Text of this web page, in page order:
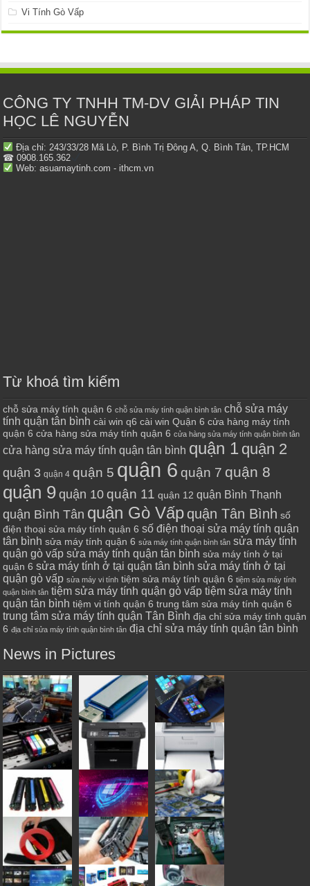
Vi Tính Gò Vấp
CÔNG TY TNHH TM-DV GIẢI PHÁP TIN
HỌC LÊ NGUYỄN
Địa chỉ: 243/33/28 Mã Lò, P. Bình Trị Đông A, Q. Bình Tân, TP.HCM
☎ 0908.165.362
Web: asuamaytinh.com - ithcm.vn
Từ khoá tìm kiếm
chỗ sửa máy tính quận 6 chỗ sửa máy tính quận bình tân chỗ sửa máy
tính quận tân bình cài win q6 cài win Quận 6 cửa hàng máy tính
quận 6 cửa hàng sửa máy tính quận 6 cửa hàng sửa máy tính quận bình tân
cửa hàng sửa máy tính quận tân bình quận 1 quận 2
quận 3 quận 4 quận 5 quận 6 quận 7 quận 8
quận 9 quận 10 quận 11 quận 12 quận Bình Thạnh
quận Bình Tân quận Gò Vấp quận Tân Bình số
điện thoại sửa máy tính quận 6 số điện thoại sửa máy tính quận
tân bình sửa máy tính quận 6 sửa máy tính quận bình tân sửa máy tính
quận gò vấp sửa máy tính quận tân bình sửa máy tính ở tại
quận 6 sửa máy tính ở tại quận tân bình sửa máy tính ở tại
quận gò vấp sửa máy vi tính tiệm sửa máy tính quận 6 tiệm sửa máy tính
quận bình tân tiệm sửa máy tính quận gò vấp tiệm sửa máy tính
quận tân bình tiệm vi tính quận 6 trung tâm sửa máy tính quận 6
trung tâm sửa máy tính quận Tân Bình địa chỉ sửa máy tính quận
6 địa chỉ sửa máy tính quận bình tân địa chỉ sửa máy tính quận tân bình
News in Pictures